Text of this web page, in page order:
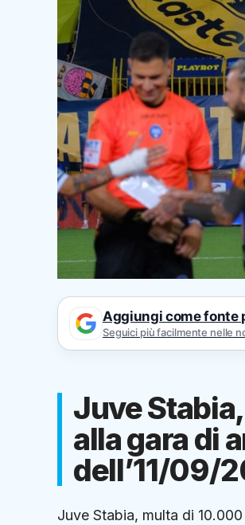
Aggiungi come fonte
Seguici più facilmente nelle
Juve
alla gara di
dell’11/09/
Juve Stabia, multa di